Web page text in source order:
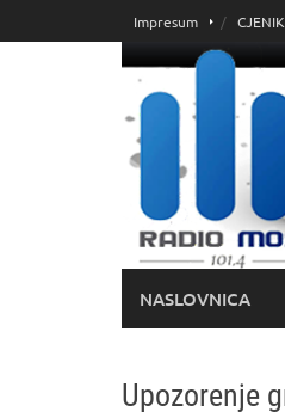
do
Impresum
NASLOVNICA
Upozorenje